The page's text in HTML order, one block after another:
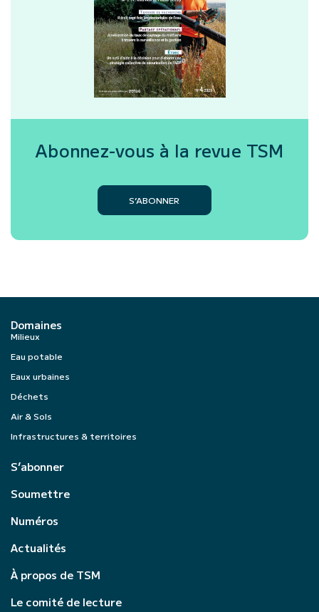
Abonnez-vous à la revue TSM
S’ABONNER
Domaines
Milieux
Eau potable
Eaux urbaines
Déchets
Air & Sols
Infrastructures & territoires
S’abonner
Soumettre
Numéros
Actualités
À propos de TSM
Le comité de lecture